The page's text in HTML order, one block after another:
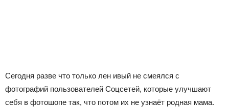
Сегодня разве что только лeн ивый не смеялся с
фотографий пользователей Соцсетей, которые улучшают
себя в фотошопе так, что потом их не узнаёт родная мама.